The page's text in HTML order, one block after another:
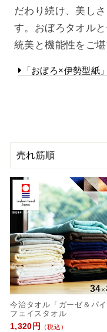
だわり続け、美し
す。おぼろタオル
統美と機能性をご堪
「おぼろ×伊勢型
並
替
今治タオル「ガーゼ＆パイ
フェイスタオル
1,320円
（税込）